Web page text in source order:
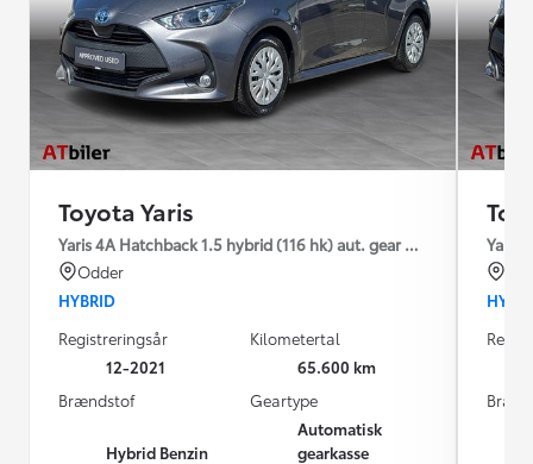
Toyota Yaris
Yaris 4A Hatchback 1.5 hybrid (116 hk) aut. gear Essential - Fleet
Odder
HYBRID
Registreringsår
12-2021
Kilometertal
65.600 km
Brændstof
Hybrid Benzin
Geartype
Automatisk
gearkasse
Yaris